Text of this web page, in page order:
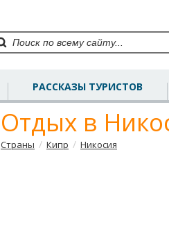
РАССКАЗЫ ТУРИСТОВ
Отдых в
Страны / Кипр / Никосия